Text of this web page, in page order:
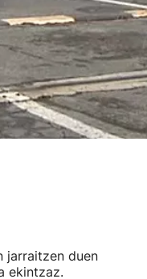
jarraitzen duen
ekintzaz.